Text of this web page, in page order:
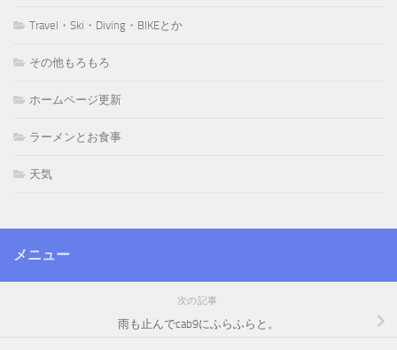
Travel・Ski・Diving・BIKEとか
その他もろもろ
ホームページ更新
ラーメンとお食事
天気
メニュー
次の記事
雨も止んでcab9にふらふらと。